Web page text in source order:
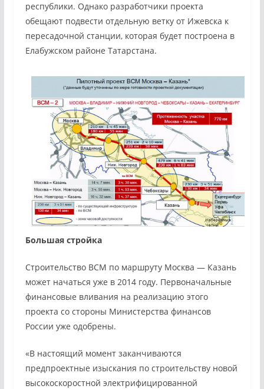
республики. Однако разработчики проекта
обещают подвести отдельную ветку от Ижевска к
пересадочной станции, которая будет построена в
Елабужском районе Татарстана.
Большая стройка
Строительство ВСМ по маршруту Москва — Казань
может начаться уже в 2014 году. Первоначальные
финансовые вливания на реализацию этого
проекта со стороны Министерства финансов
России уже одобрены.
«В настоящий момент заканчиваются
предпроектные изыскания по строительству новой
высокоскоростной электрифицированной